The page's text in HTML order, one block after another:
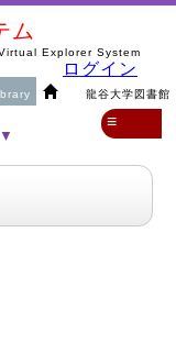
ム
Explorer System
龍谷大学図書館
ログイン
≡